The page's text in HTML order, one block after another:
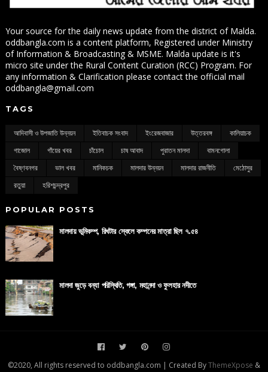
Your source for the daily news update from the district of Malda.
oddbangla.com is a content platform, Registered under Ministry
of Information & Broadcasting & MSME. Malda update is it's
micro site under the Rural Content Curation (RCC) Program. For
any information & Clarification please contact the official mail
oddbangla@gmail.com
TAGS
আদিবাসী ও উপজাতি উন্নয়ন ইতিবাচক সংবাদ ইংরেজবাজার উত্তরবঙ্গ
কালিয়াচক
গাজোল
গাঁয়ের খবর চাঁচোল চাষ আবাদ পুরাতন মালদা
বামনগোলা
বৈষ্ণবনগর
ভাল খবর মানিকচক মালদার উন্নয়ন মালদার রাজনীতি
মেঠোসুর
রতুয়া
হরিশচন্দ্রপুর
POPULAR POSTS
মালদায় ভূমিকম্প, রিখটার স্কেলে কম্পনের মাত্রা ছিল ৭.৫৪
মালদা জুড়ে বন্যা পরিস্থিতি, গঙ্গা, মহানন্দা ও ফুলহার নদীতে
©2020, All rights reserved to oddbangla.com | Created ByThemeXpose &